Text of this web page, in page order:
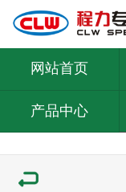
网站首页
产品中心